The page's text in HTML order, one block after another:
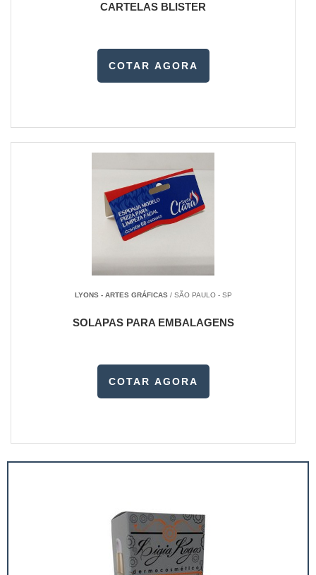
CARTELAS BLISTER
COTAR AGORA
LYONS - ARTES GRÁFICAS/ SÃO PAULO - SP
SOLAPAS PARA EMBALAGENS
COTAR AGORA